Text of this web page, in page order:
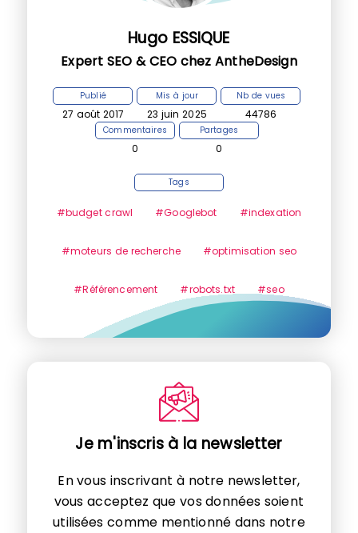
Hugo ESSIQUE
Expert SEO & CEO chez AntheDesign
Publié
27 août 2017
Mis à jour
23 juin 2025
Nb de vues
44786
Commentaires
0
Partages
0
Tags
#budget crawl #Googlebot #indexation
#moteurs de recherche #optimisation seo
#Référencement #robots.txt #seo
Je m'inscris à la newsletter
En vous inscrivant à notre newsletter,
vous acceptez que vos données soient
utilisées comme mentionné dans notre